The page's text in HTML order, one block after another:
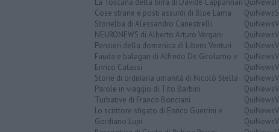
Cose strane e posti assurdi di Blue Lama
Storielba di Alessandro Canestrelli
NEURONEWS di Alberto Arturo Vergani
Pensieri della domenica di Libero Venturi
Fauda e balagan di Alfredo De Girolamo e
Enrico Catassi
Storie di ordinaria umanità di Nicolò Stella
Parole in viaggio di Tito Barbini
Turbative di Franco Bonciani
Lo scrittore sfigato di Enrico Guerrini e
Gordiano Lupi